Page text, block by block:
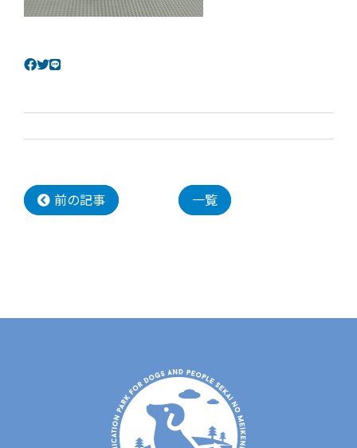
前の記事 一覧